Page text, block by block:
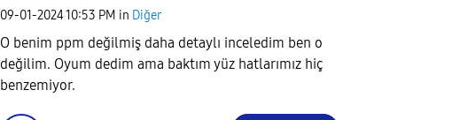
‎09-01-202410:53 PM in Diğer
O benim ppm değilmiş daha detaylı inceledim ben o
değilim. Oyum dedim ama baktım yüz hatlarımız hiç
benzemiyor.